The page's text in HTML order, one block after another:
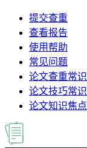
提交查重
查看报告
使用帮助
常见问题
论文查重常识
论文技巧常识
论文知识焦点